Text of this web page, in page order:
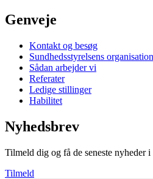
Genveje
Kontakt og besøg
Sundhedsstyrelsens organisation
Sådan arbejder vi
Referater
Ledige stillinger
Habilitet
Nyhedsbrev
Tilmeld dig og få de seneste nyheder
Tilmeld